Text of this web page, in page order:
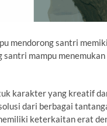
mendorong santri
santri mampu
karakter yang kreatif
dari berbagai
keterkaitan erat